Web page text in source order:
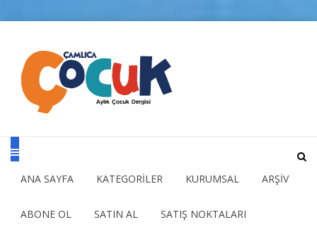
ANA SAYFA KATEGORİLER KURUMSAL ARŞİV
ABONE OL SATIN AL SATIŞ NOKTALARI